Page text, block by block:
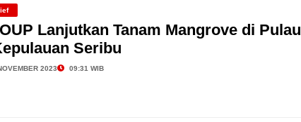
Lanjutkan Tanam Mangrove di Pulau
Seribu
2023 09:31 WIB